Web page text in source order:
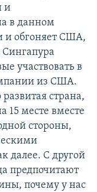
и
в данном
и обгоняет США,
Сингапура
участвовать в
из США.
страна,
15 месте вместе
стороны,
далее. С другой
предпочитают
почему у нас